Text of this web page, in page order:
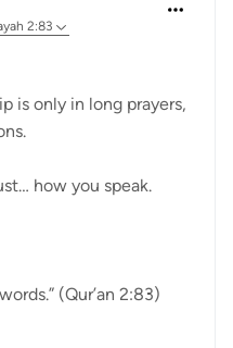
2:83
is only in long prayers,
how you speak.
(Qur’an 2:83)